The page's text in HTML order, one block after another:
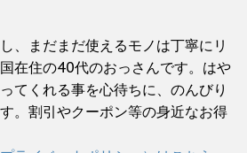
、まだまだ使えるモノは丁寧にリ
在住の40代のおっさんです。はや
てくれる事を心待ちに、のんびり
。割引やクーポン等の身近なお得